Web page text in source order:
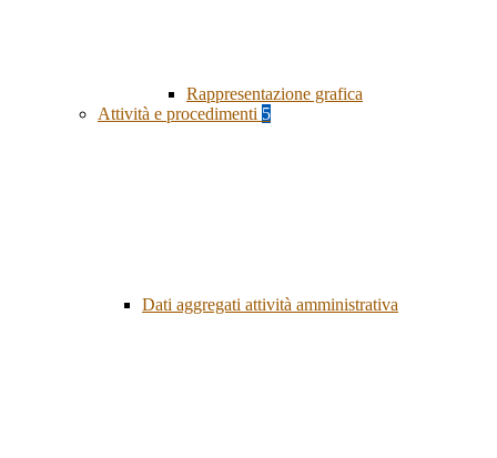
Rappresentazione grafica
Attività e procedimenti 5
Dati aggregati attività amministrativa